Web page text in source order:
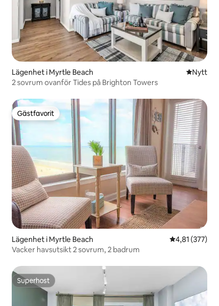
Lägenhet i Myrtle Beach NyttNytt
2 sovrum ovanför Tides på Brighton Towers
Gästfavorit
Gästfavorit
Lägenhet i Myrtle Beach 4,81 av 5 i
4,81 (377)
Vacker havsutsikt 2 sovrum, 2 badrum
Superhost
Superhost